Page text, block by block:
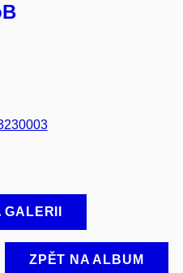
ZPĚT NA ALBUM